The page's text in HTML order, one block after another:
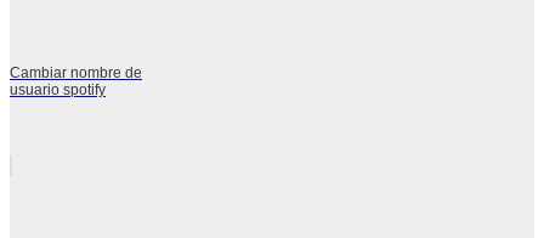
Cambiar nombre de
usuario spotify